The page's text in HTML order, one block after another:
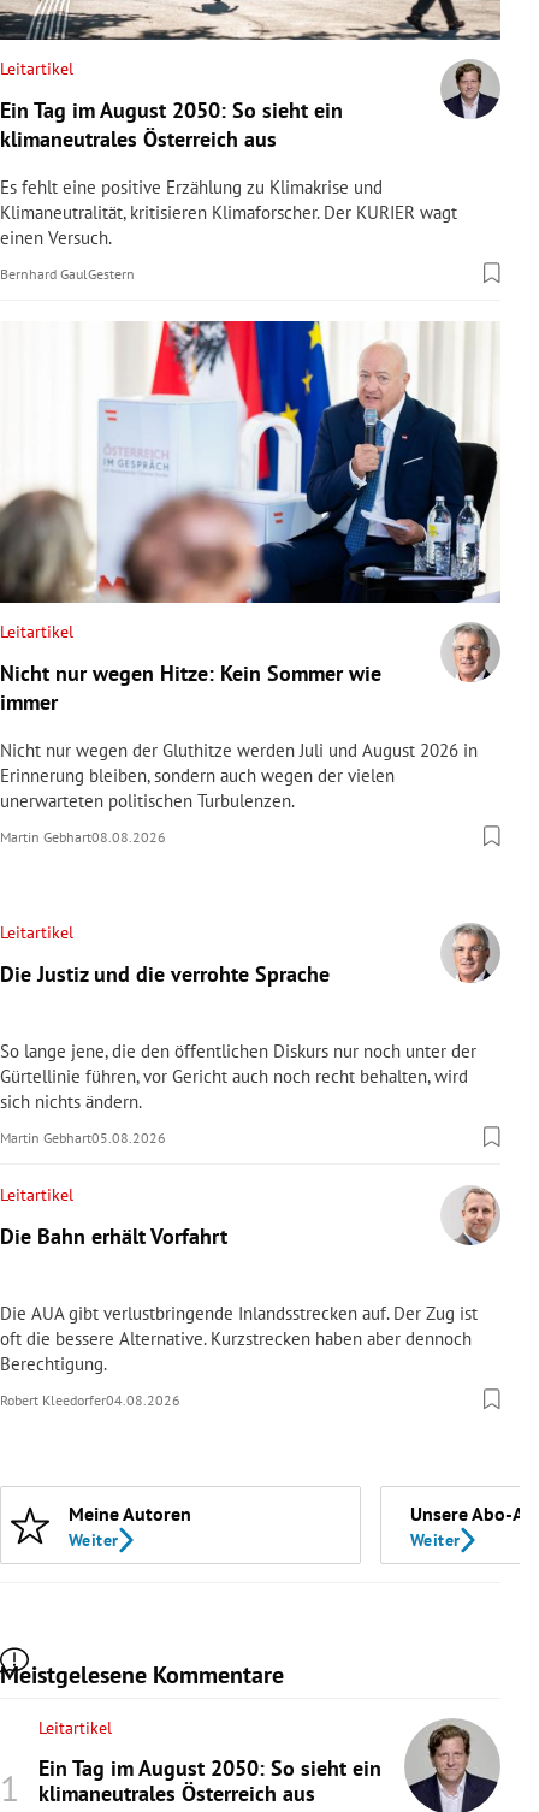
Untermenü
Untermenü
Untermenü
Untermenü
Untermenü
Untermenü
Leitartikel
Ein Tag im August 2050: So sieht ein
klimaneutrales Österreich aus
Es fehlt eine positive Erzählung zu Klimakrise und
Klimaneutralität, kritisieren Klimaforscher. Der KURIER wagt
einen Versuch.
Bernhard GaulGestern
Leitartikel
Nicht nur wegen Hitze: Kein Sommer wie
immer
Nicht nur wegen der Gluthitze werden Juli und August 2026 in
Erinnerung bleiben, sondern auch wegen der vielen
unerwarteten politischen Turbulenzen.
Martin Gebhart08.08.2026
Leitartikel
Die Justiz und die verrohte Sprache
So lange jene, die den öffentlichen Diskurs nur noch unter der
Gürtellinie führen, vor Gericht auch noch recht behalten, wird
sich nichts ändern.
Martin Gebhart05.08.2026
Leitartikel
Die Bahn erhält Vorfahrt
Die AUA gibt verlustbringende Inlandsstrecken auf. Der Zug ist
oft die bessere Alternative. Kurzstrecken haben aber dennoch
Berechtigung.
Robert Kleedorfer04.08.2026
Meine Autoren
Weiter
Unsere Abo-
Weiter
Meistgelesene Kommentare
Leitartikel
Ein Tag im August 2050: So sieht ein
klimaneutrales Österreich aus